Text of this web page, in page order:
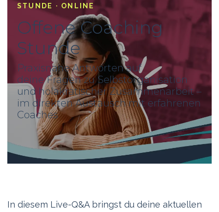
STUNDE · ONLINE
Offene Coaching
Stunde
Praxisnahe Antworten auf
deine Fragen zu Selbstorganisation
und holakratischer Zusammenarbeit –
im direkten Austausch mit erfahrenen
Coaches
In diesem Live-Q&A bringst du deine aktuellen